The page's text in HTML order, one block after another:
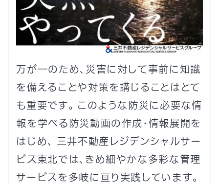
万が一のため、災害に対して事前に知識
を備えることや対策を講じることはとて
も重要です。 このような防災に必要な情
報を学べる防災動画の作成・情報展開を
はじめ、 三井不動産レジデンシャルサー
ビス東北では、きめ細やかな多彩な管理
サービスを多岐に亘り実践しています。